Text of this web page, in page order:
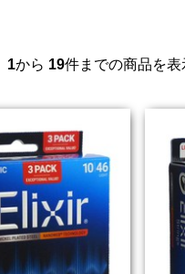
1から 19件までの商品を表